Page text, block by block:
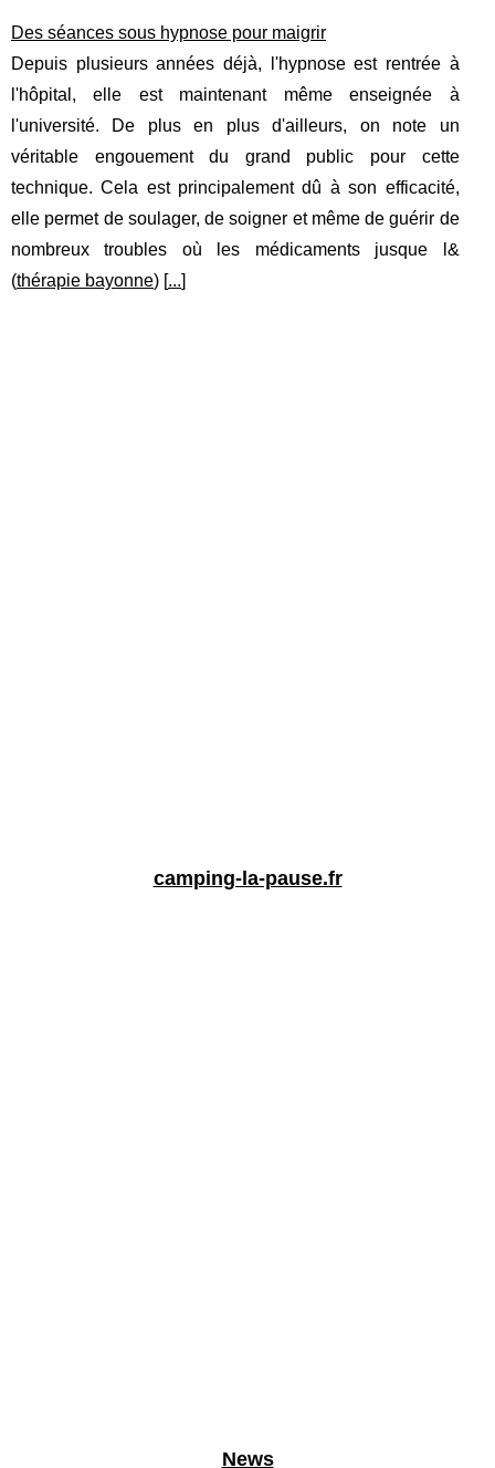
Des séances sous hypnose pour maigrir
Depuis plusieurs années déjà, l'hypnose est rentrée à
l'hôpital, elle est maintenant même enseignée à
l'université. De plus en plus d'ailleurs, on note un
véritable engouement du grand public pour cette
technique. Cela est principalement dû à son efficacité,
elle permet de soulager, de soigner et même de guérir de
nombreux troubles où les médicaments jusque l&
(thérapie bayonne) [...]
camping-la-pause.fr
News